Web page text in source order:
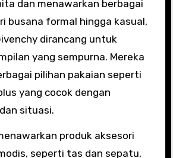
dan menawarkan berbagai
busana formal hingga kasual,
dirancang untuk
yang sempurna. Mereka
pilihan pakaian seperti
yang cocok dengan
situasi.
produk aksesori
seperti tas dan sepatu,